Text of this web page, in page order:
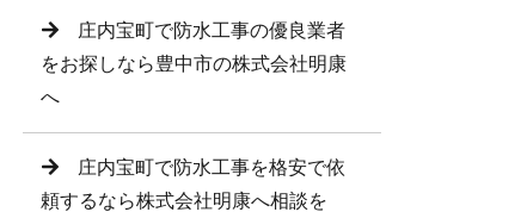
庄内宝町で防水工事の優良業者
をお探しなら豊中市の株式会社明康
へ
庄内宝町で防水工事を格安で依
頼するなら株式会社明康へ相談を